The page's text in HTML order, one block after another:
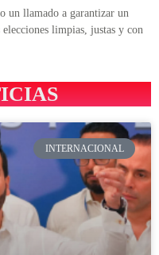
un llamado a garantizar un
limpias, justas y con
INTERNACIONAL